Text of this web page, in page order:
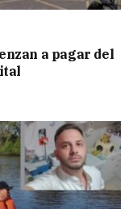
a pagar del